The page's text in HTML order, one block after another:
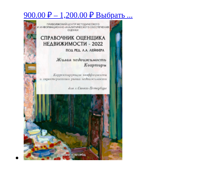
900.00 ₽ – 1,200.00 ₽ Выбрать ...